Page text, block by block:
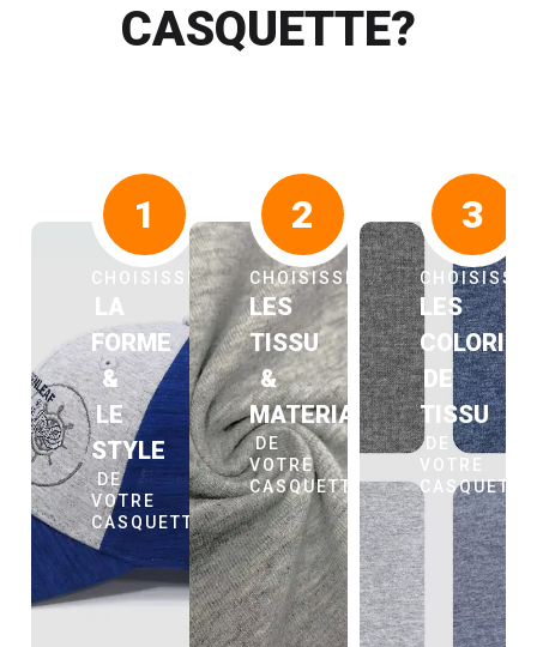
CASQUETTE?
1
CHOISISSEZ
LA
FORME
&
LE
STYLE
DE
VOTRE
CASQUETTE
2
CHOISISSEZ
LES
TISSU
&
MATERIAUX
DE
VOTRE
CASQUETTE
3
LES
COLORIS
DE
TISSU
DE
VOTRE